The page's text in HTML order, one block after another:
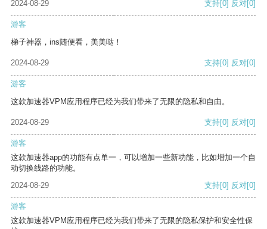
2024-08-29 支持[0] 反对[0]
游客
梯子神器，ins随便看，美美哒！
2024-08-29 支持[0] 反对[0]
游客
这款加速器VPM应用程序已经为我们带来了无限的隐私和自由。
2024-08-29 支持[0] 反对[0]
游客
这款加速器app的功能有点单一，可以增加一些新功能，比如增加一个自
动切换线路的功能。
2024-08-29
支持[0] 反对[0]
游客
这款加速器VPM应用程序已经为我们带来了无限的隐私保护和安全性保